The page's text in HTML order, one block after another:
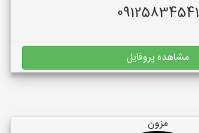
09125834541
مشاهده پروفایل
مزون